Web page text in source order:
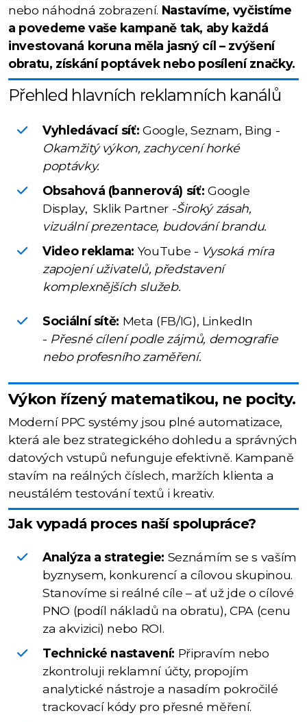
nebo náhodná zobrazení. Nastavíme, vyčistíme
a povedeme vaše kampaně tak, aby každá
investovaná koruna měla jasný cíl – zvýšení
obratu, získání poptávek nebo posílení značky.
Přehled hlavních reklamních kanálů
Vyhledávací síť:Google, Seznam, Bing -
Okamžitý výkon, zachycení horké
poptávky.
Obsahová (bannerová) síť: Google
Display, Sklik Partner -Široký zásah,
vizuální prezentace, budování brandu.
Video reklama: YouTube - Vysoká míra
zapojení uživatelů, představení
komplexnějších služeb.
Sociální sítě: Meta (FB/IG), LinkedIn
- Přesné cílení podle zájmů, demografie
nebo profesního zaměření.
Výkon řízený matematikou, ne pocity.
Moderní PPC systémy jsou plné automatizace,
která ale bez strategického dohledu a správných
datových vstupů nefunguje efektivně. Kampaně
stavím na reálných číslech, maržích klienta a
neustálém testování textů i kreativ.
Jak vypadá proces naší spolupráce?
Analýza a strategie: Seznámím se s vaším
byznysem, konkurencí a cílovou skupinou.
Stanovíme si reálné cíle – ať už jde o cílové
PNO (podíl nákladů na obratu), CPA (cenu
za akvizici) nebo ROI.
Technické nastavení: Připravím nebo
zkontroluji reklamní účty, propojím
analytické nástroje a nasadím pokročilé
trackovací kódy pro přesné měření.